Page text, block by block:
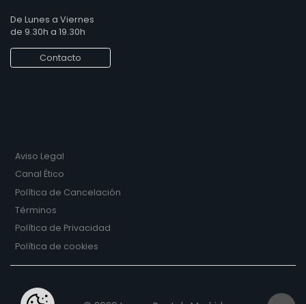
De Lunes a Viernes
de 9.30h a 19.30h
Contacto
Aviso Legal
Canal Ético
Política de Cancelación
Términos
Política de Privacidad
Política de cookies